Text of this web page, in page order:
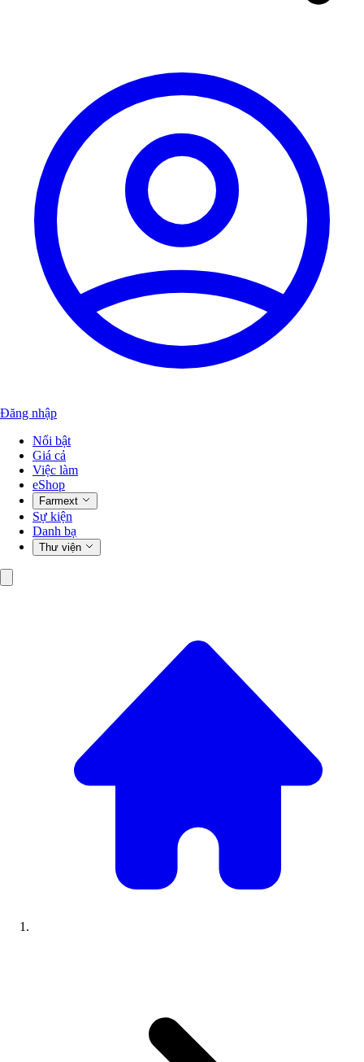
Đăng nhập
Nổi bật
Giá cả
Việc làm
eShop
Farmext
Sự kiện
Danh bạ
Thư viện